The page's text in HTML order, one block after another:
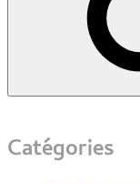
Catégories